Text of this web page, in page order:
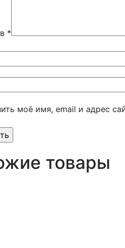
*
моё имя, email и адрес
товары